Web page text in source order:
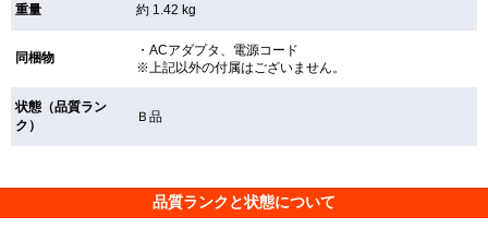
重量 約 1.42 kg
同梱物
・ACアダプタ、電源コード
※上記以外の付属はございません。
状態（品質ラン
ク）
Ｂ品
品質ランクと状態について